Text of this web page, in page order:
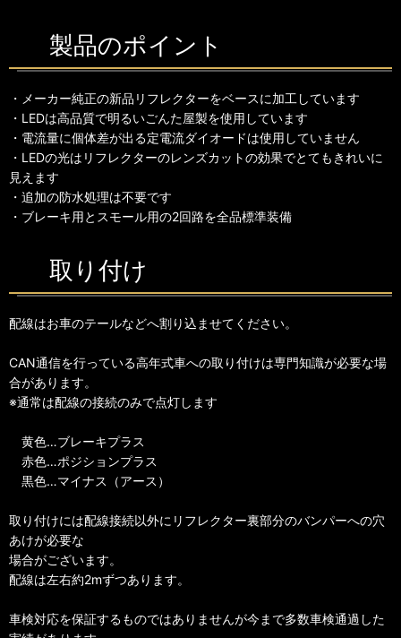
製品のポイント
・メーカー純正の新品リフレクターをベースに加工しています
・LEDは高品質で明るいごんた屋製を使用しています
・電流量に個体差が出る定電流ダイオードは使用していません
・LEDの光はリフレクターのレンズカットの効果でとてもきれいに
見えます
・追加の防水処理は不要です
・ブレーキ用とスモール用の2回路を全品標準装備
取り付け
配線はお車のテールなどへ割り込ませてください。
CAN通信を行っている高年式車への取り付けは専門知識が必要な場
合があります。
※通常は配線の接続のみで点灯します
黄色…ブレーキプラス
赤色…ポジションプラス
黒色…マイナス（アース）
取り付けには配線接続以外にリフレクター裏部分のバンパーへの穴
あけが必要な
場合がございます。
配線は左右約2mずつあります。
車検対応を保証するものではありませんが今まで多数車検通過した